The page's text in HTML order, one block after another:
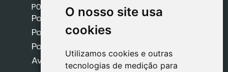
O nosso site usa
cookies
Utilizamos cookies e outras
tecnologias de medição para
O nosso site usa
cookies
Utilizamos cookies e outras
tecnologias de medição para
POLÍTICAS
Política de Envios
Política de Cookies
Política de Privacidade
Aviso Legal